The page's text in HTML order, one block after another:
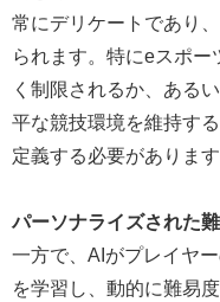
常にデリケートであり
られます。特にeスポー
く制限されるか、ある
平な競技環境を維持す
定義する必要があります
パーソナライズされた
一方で、AIがプレイヤ
を学習し、動的に難易